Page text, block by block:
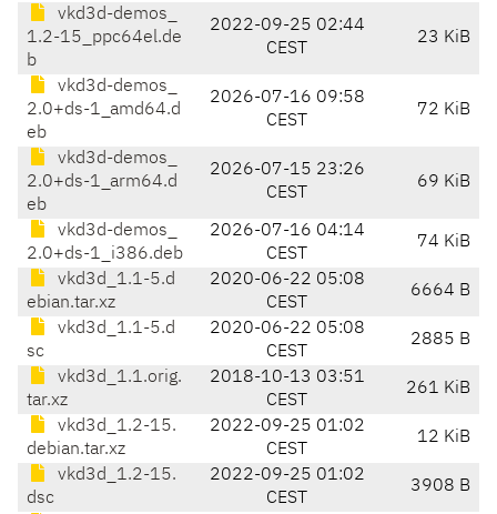
vkd3d-demos_
1.2-15_ppc64el.de
b
2022-09-25 02:44
CEST
23 KiB
vkd3d-demos_
2.0+ds-1_amd64.d
eb
2026-07-16 09:58
CEST
72 KiB
vkd3d-demos_
2.0+ds-1_arm64.d
eb
2026-07-15 23:26
CEST
69 KiB
vkd3d-demos_
2.0+ds-1_i386.deb
2026-07-16 04:14
CEST
74 KiB
vkd3d_1.1-5.d
ebian.tar.xz
2020-06-22 05:08
CEST
6664 B
vkd3d_1.1-5.d
sc
2020-06-22 05:08
CEST
2885 B
vkd3d_1.1.orig.
tar.xz
2018-10-13 03:51
CEST
261 KiB
vkd3d_1.2-15.
debian.tar.xz
2022-09-25 01:02
CEST
12 KiB
vkd3d_1.2-15.
dsc
2022-09-25 01:02
CEST
3908 B